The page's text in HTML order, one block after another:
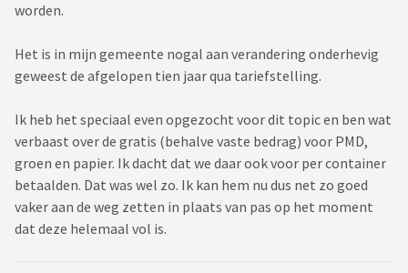
worden.
Het is in mijn gemeente nogal aan verandering onderhevig
geweest de afgelopen tien jaar qua tariefstelling.
Ik heb het speciaal even opgezocht voor dit topic en ben wat
verbaast over de gratis (behalve vaste bedrag) voor PMD,
groen en papier. Ik dacht dat we daar ook voor per container
betaalden. Dat was wel zo. Ik kan hem nu dus net zo goed
vaker aan de weg zetten in plaats van pas op het moment
dat deze helemaal vol is.